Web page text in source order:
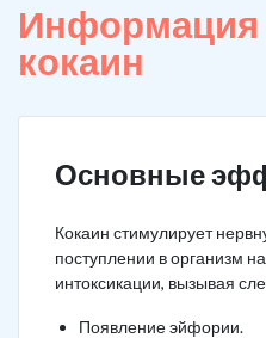
Информация
кокаин
Основные
Кокаин стимулирует
поступлении в организм
интоксикации, вызывая
Появление эйфории.